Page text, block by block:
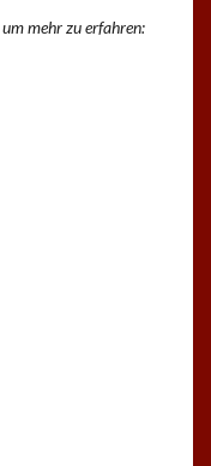
mehr zu erfahren: